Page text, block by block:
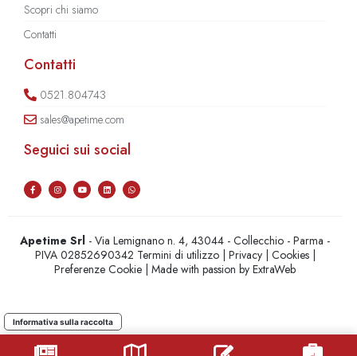
Scopri chi siamo
Contatti
Contatti
0521.804743
sales@apetime.com
Seguici sui social
Apetime Srl - Via Lemignano n. 4, 43044 - Collecchio - Parma -
PIVA 02852690342 Termini di utilizzo| Privacy| Cookies|
Preferenze Cookie | Made with passion byExtraWeb
Informativa sulla raccolta